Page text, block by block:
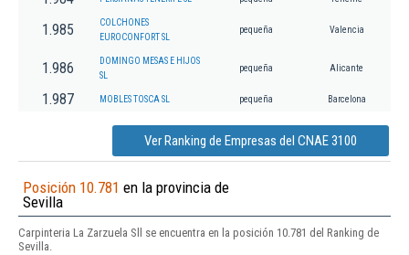
1.985
COLCHONES
EUROCONFORT SL
pequeña Valencia
1.986
DOMINGO MESAS E HIJOS
SL
pequeña Alicante
1.987 MOBLES TOSCA SL pequeña Barcelona
Ver Ranking de Empresas del CNAE 3100
Posición 10.781 en la provincia de
Sevilla
Carpinteria La Zarzuela Sll se encuentra en la posición 10.781 del Ranking de
Sevilla.